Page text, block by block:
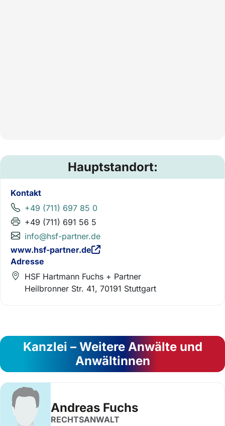
Hauptstandort:
Kontakt
+49 (711) 697 85 0
+49 (711) 691 56 5
info@hsf-partner.de
www.hsf-partner.de
Adresse
HSF Hartmann Fuchs + Partner
Heilbronner Str. 41, 70191 Stuttgart
Kanzlei – Weitere Anwälte und
Anwältinnen
Andreas Fuchs
RECHTSANWALT